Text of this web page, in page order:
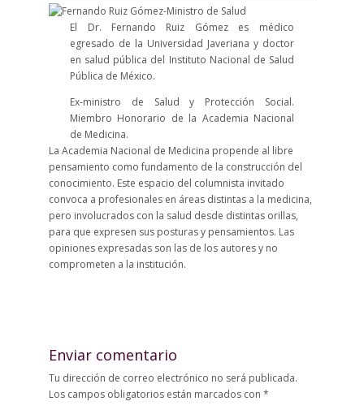
El Dr. Fernando Ruiz Gómez es médico
egresado de la Universidad Javeriana y doctor
en salud pública del Instituto Nacional de Salud
Pública de México.
Ex-ministro de Salud y Protección Social.
Miembro Honorario de la Academia Nacional
de Medicina.
La Academia Nacional de Medicina propende al libre
pensamiento como fundamento de la construcción del
conocimiento. Este espacio del columnista invitado
convoca a profesionales en áreas distintas a la medicina,
pero involucrados con la salud desde distintas orillas,
para que expresen sus posturas y pensamientos. Las
opiniones expresadas son las de los autores y no
comprometen a la institución.
Enviar comentario
Tu dirección de correo electrónico no será publicada.
Los campos obligatorios están marcados con *